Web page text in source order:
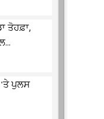
ਤੋਹਫ਼ਾ,
'ਤੇ ਪੁਲਸ